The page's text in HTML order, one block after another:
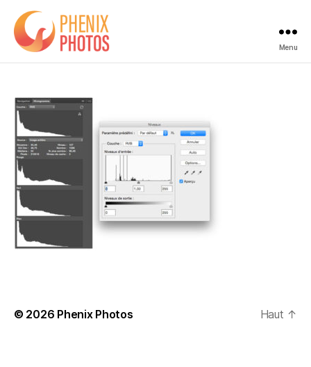
Menu
© 2026 Phenix Photos Haut ↑